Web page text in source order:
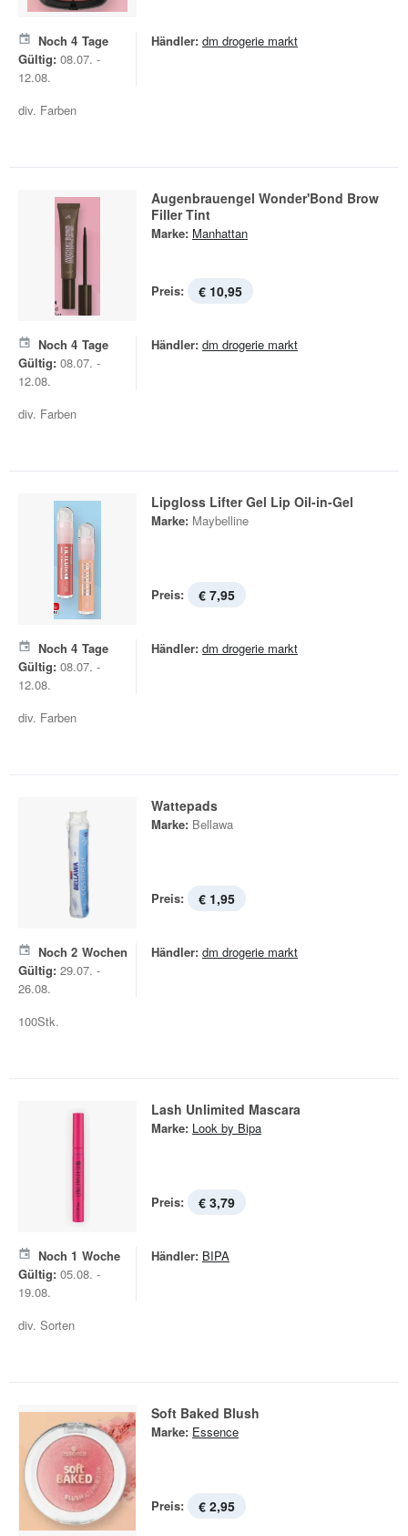
Noch 4 Tage
Gültig: 08.07. -
12.08.
Händler: dm drogerie markt
div. Farben
Augenbrauengel Wonder'Bond Brow
Filler Tint
Marke: Manhattan
Preis: € 10,95
Noch 4 Tage
Gültig: 08.07. -
12.08.
Händler: dm drogerie markt
div. Farben
Lipgloss Lifter Gel Lip Oil-in-Gel
Marke: Maybelline
Preis: € 7,95
Noch 4 Tage
Gültig: 08.07. -
12.08.
Händler: dm drogerie markt
div. Farben
Wattepads
Marke: Bellawa
Preis: € 1,95
Noch 2 Wochen
Gültig: 29.07. -
26.08.
Händler: dm drogerie markt
100Stk.
Lash Unlimited Mascara
Marke: Look by Bipa
Preis: € 3,79
Noch 1 Woche
Gültig: 05.08. -
19.08.
Händler: BIPA
div. Sorten
Soft Baked Blush
Marke: Essence
Preis: € 2,95